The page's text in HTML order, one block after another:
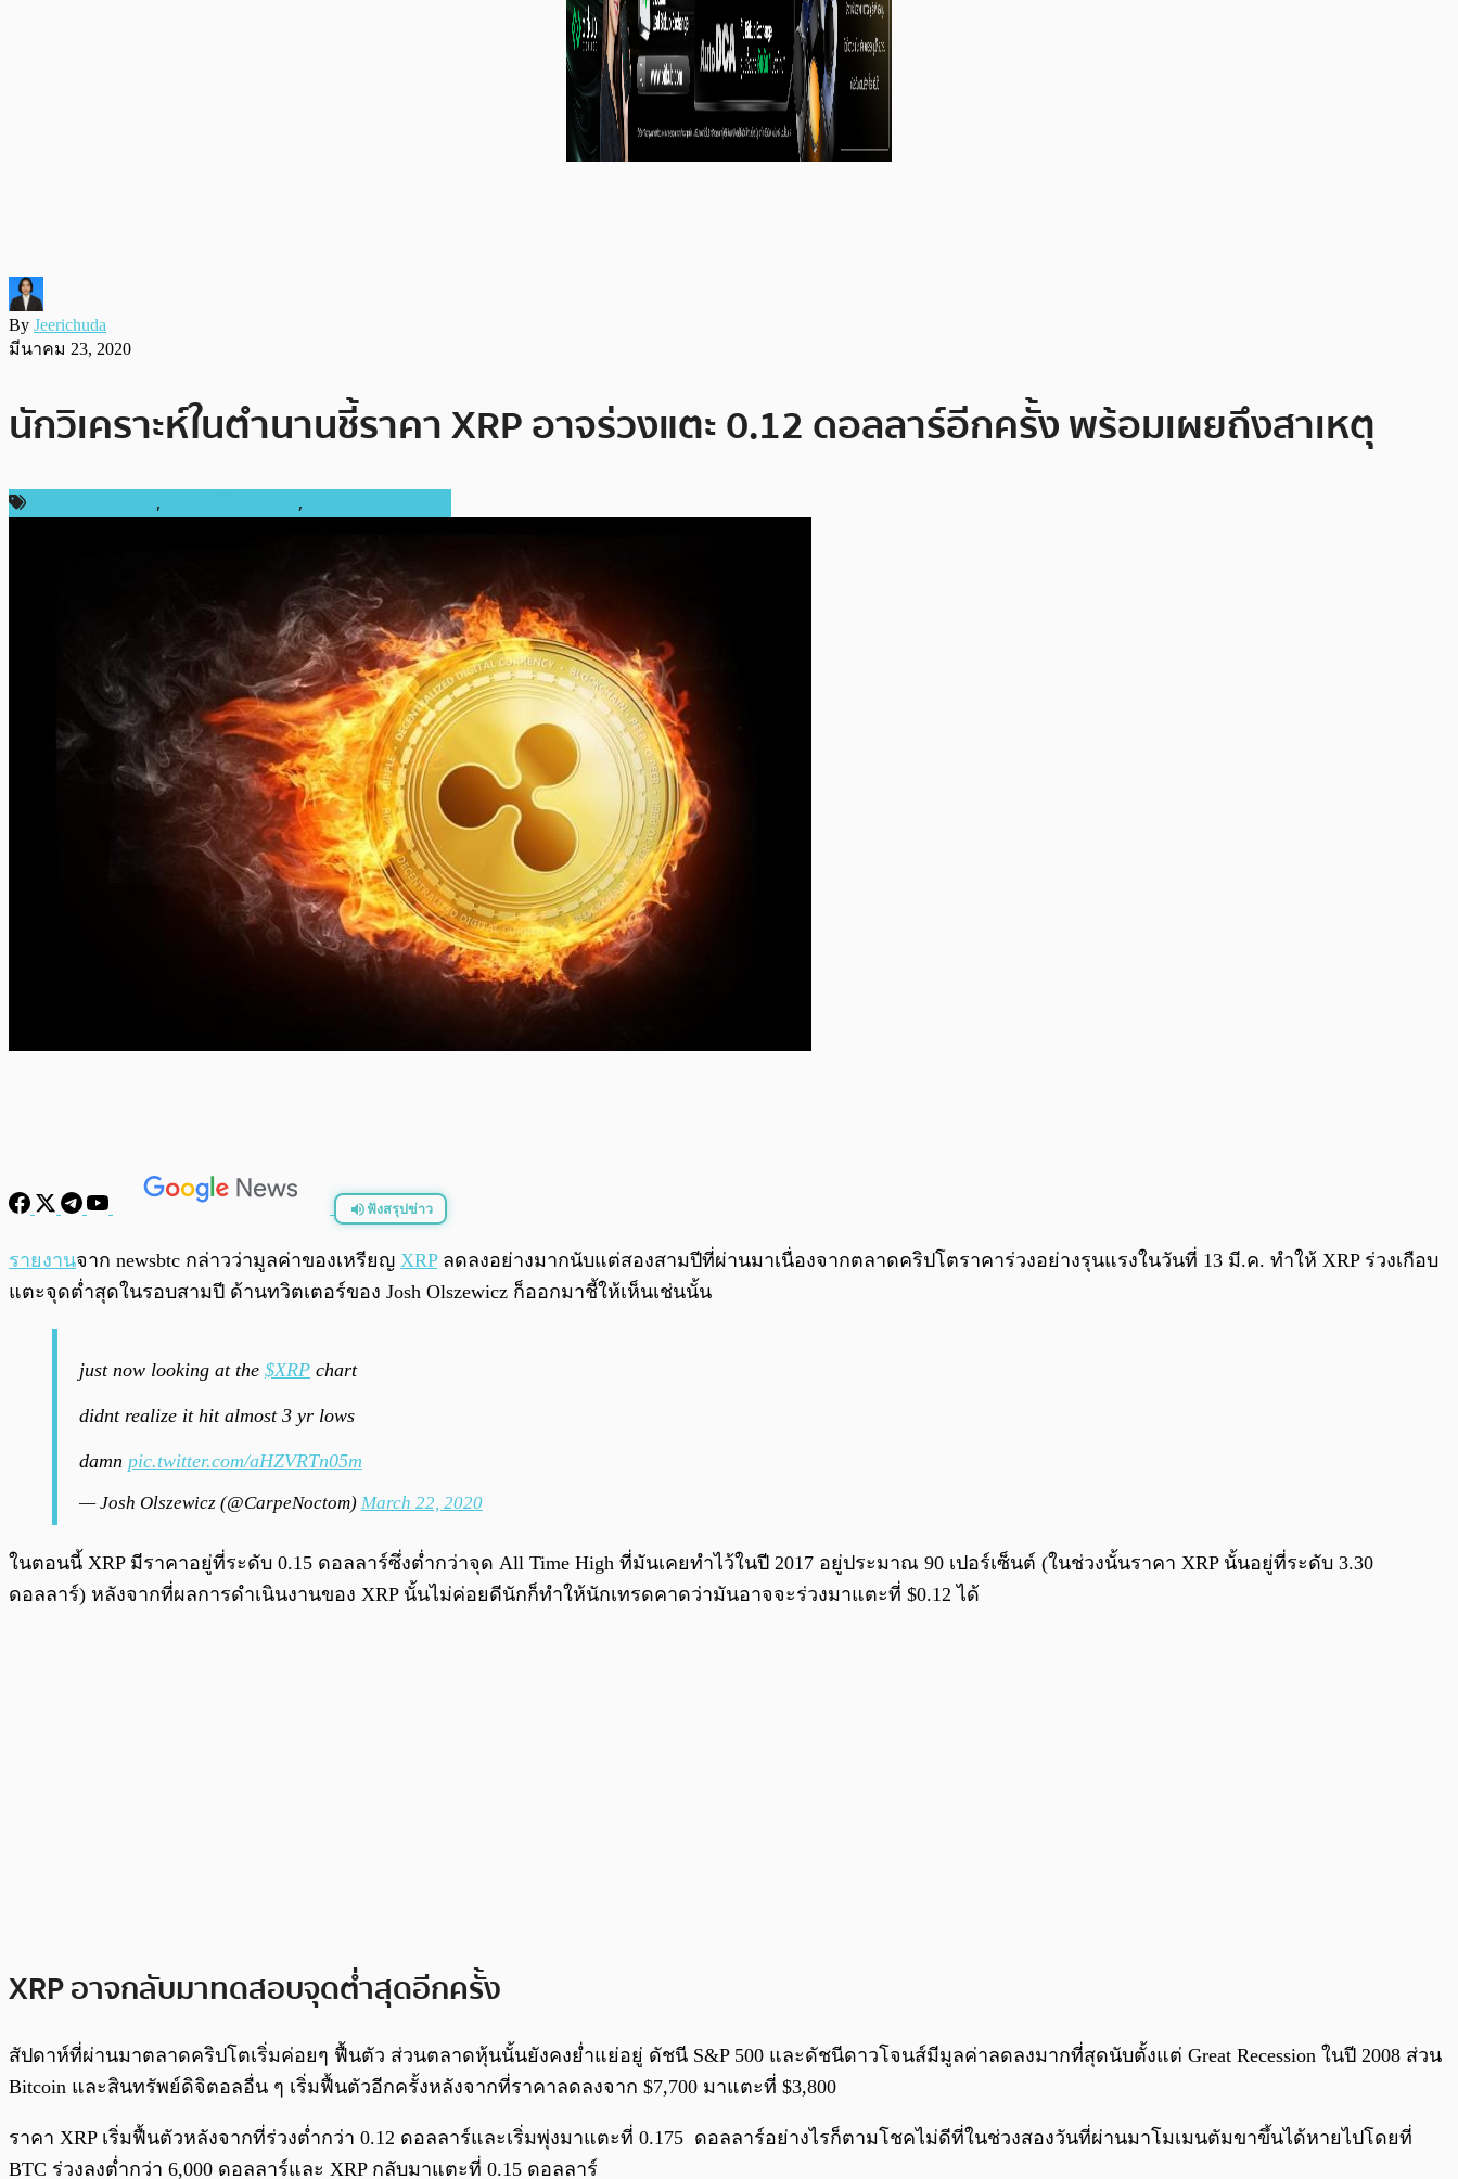
By Jeerichuda
มีนาคม 23, 2020
นักวิเคราะห์ในตำนานชี้ราคา XRP อาจร่วงแตะ 0.12 ดอลลาร์อีกครั้ง พร้อมเผยถึงสาเหตุ
, ,
ฟังสรุปข่าว
0:00/ 0:00
รายงานจาก newsbtc กล่าวว่ามูลค่าของเหรียญ XRPลดลงอย่างมากนับแต่สองสามปีที่ผ่านมาเนื่องจากตลาดคริปโตราคาร่วงอย่างรุนแรงในวันที่ 13 มี.ค. ทำให้ XRP ร่วงเกือบ
แตะจุดต่ำสุดในรอบสามปี ด้านทวิตเตอร์ของ Josh Olszewicz ก็ออกมาชี้ให้เห็นเช่นนั้น
just now looking at the $XRP chart
didnt realize it hit almost 3 yr lows
damn pic.twitter.com/aHZVRTn05m
— Josh Olszewicz (@CarpeNoctom) March 22, 2020
ในตอนนี้ XRP มีราคาอยู่ที่ระดับ 0.15 ดอลลาร์ซึ่งต่ำกว่าจุด All Time High ที่มันเคยทำไว้ในปี 2017 อยู่ประมาณ 90 เปอร์เซ็นต์ (ในช่วงนั้นราคา XRP นั้นอยู่ที่ระดับ 3.30
ดอลลาร์) หลังจากที่ผลการดำเนินงานของ XRP นั้นไม่ค่อยดีนักก็ทำให้นักเทรดคาดว่ามันอาจจะร่วงมาแตะที่ $0.12 ได้
XRP อาจกลับมาทดสอบจุดต่ำสุดอีกครั้ง
สัปดาห์ที่ผ่านมาตลาดคริปโตเริ่มค่อยๆ ฟื้นตัว ส่วนตลาดหุ้นนั้นยังคงย่ำแย่อยู่ ดัชนี S&P 500 และดัชนีดาวโจนส์มีมูลค่าลดลงมากที่สุดนับตั้งแต่ Great Recession ในปี 2008 ส่วน
Bitcoin และสินทรัพย์ดิจิตอลอื่น ๆ เริ่มฟื้นตัวอีกครั้งหลังจากที่ราคาลดลงจาก $7,700 มาแตะที่ $3,800
ราคา XRP เริ่มฟื้นตัวหลังจากที่ร่วงต่ำกว่า 0.12 ดอลลาร์และเริ่มพุ่งมาแตะที่ 0.175 ดอลลาร์อย่างไรก็ตามโชคไม่ดีที่ในช่วงสองวันที่ผ่านมาโมเมนตัมขาขึ้นได้หายไปโดยที่
BTC ร่วงลงต่ำกว่า 6,000 ดอลลาร์และ XRP กลับมาแตะที่ 0.15 ดอลลาร์